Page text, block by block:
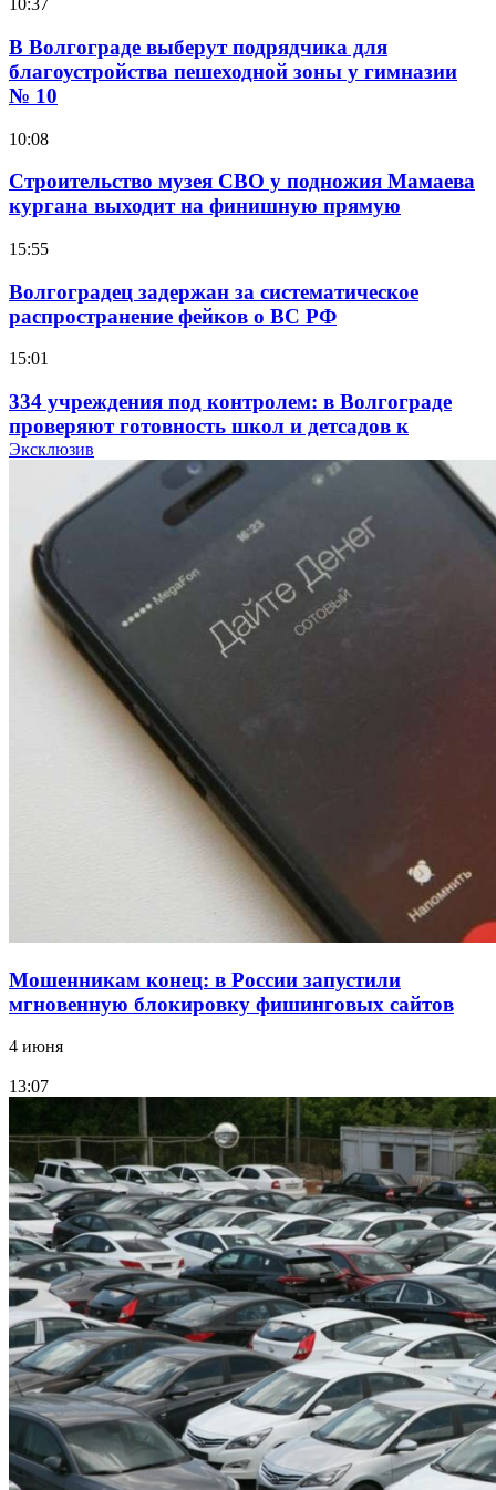
10:37
В Волгограде выберут подрядчика для
благоустройства пешеходной зоны у гимназии
№ 10
10:08
Строительство музея СВО у подножия Мамаева
кургана выходит на финишную прямую
15:55
Волгоградец задержан за систематическое
распространение фейков о ВС РФ
15:01
334 учреждения под контролем: в Волгограде
проверяют готовность школ и детсадов к
учебному году
Покушение на убийство в Волгограде: девушка
напала на незнакомую женщину с ножом
12:39
Сладкий праздник в Волгограде: в Центральном
парке прошёл фестиваль „Арбузный переполох“
Волгоградские компании нарастили экспорт:
заключены контракты на 3,6 млн долларов
Эксклюзив
Мошенникам конец: в России запустили
мгновенную блокировку фишинговых сайтов
4 июня
13:07